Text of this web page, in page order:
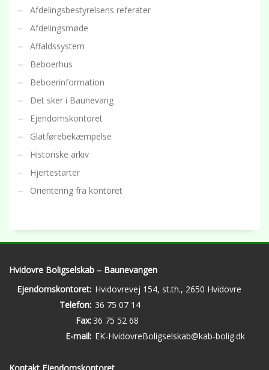
Afdelingsbestyrelsens referater
Afdelingsmøde
Affaldssystem
Beboerhus
Beboerinformation
Det sker i Baunevang
Ejendomskontoret
Glatførebekæmpelse
Historiske arkiv
Hjertestarter
Orientering fra kontoret
Hvidovre Boligselskab – Baunevangen
Ejendomskontoret: Hvidovrevej 154, st.th., 2650 Hvidovre
Telefon: 36 75 07 14
Fax: 36 75 52 68
E-mail: EK-HvidovreBoligselskab@kab-bolig.dk